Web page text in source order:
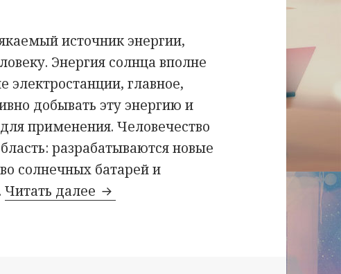
источник энергии,
Энергия солнца вполне
главное,
добывать эту энергию и
применения. Человечество
разрабатываются новые
солнечных батарей и
Читать далее Автомобиль на солнечных